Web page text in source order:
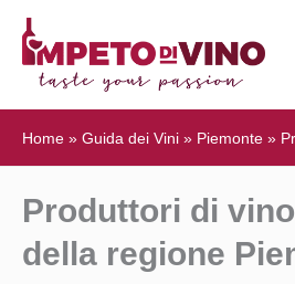
Home » Guida dei Vini » Piemonte »
Produttori di
della regione